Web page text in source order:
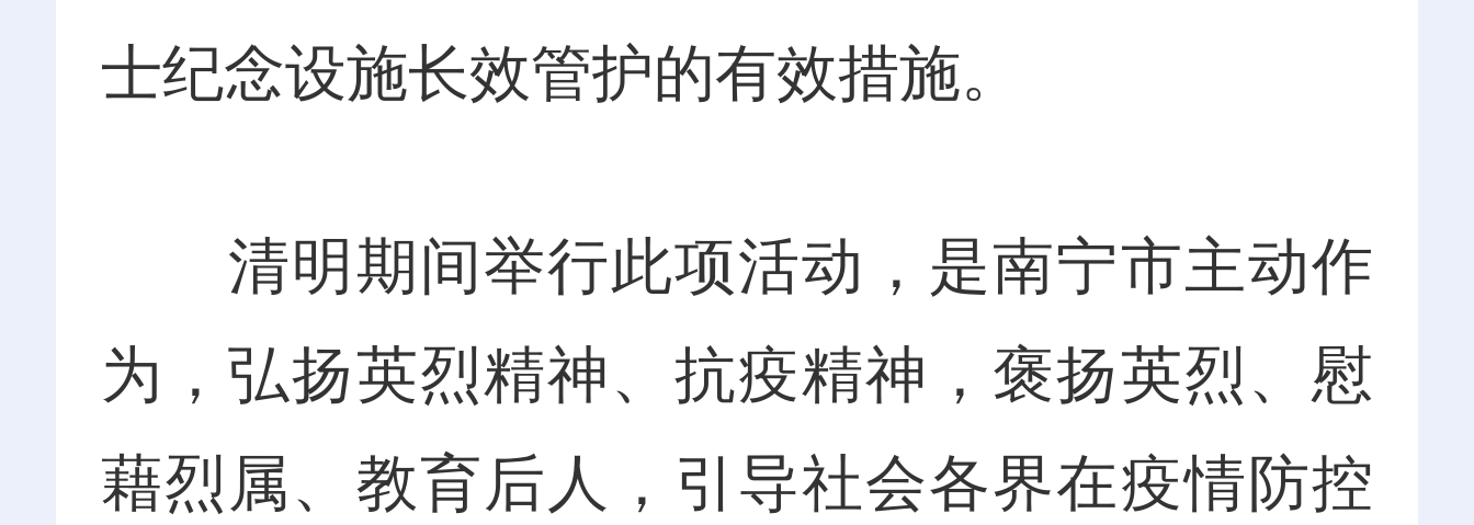
士纪念设施长效管护的有效措施。
清明期间举行此项活动，是南宁市主动作
为，弘扬英烈精神、抗疫精神，褒扬英烈、慰
藉烈属、教育后人，引导社会各界在疫情防控